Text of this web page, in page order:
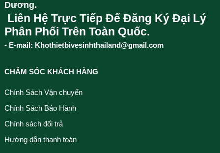
Dương.
Liên Hệ Trực Tiếp Để Đăng Ký Đại Lý
Phân Phối Trên Toàn Quốc.
- E-mail: Khothietbivesinhthailand@gmail.com
CHĂM SÓC KHÁCH HÀNG
Chính Sách Vận chuyển
Chính Sách Bảo Hành
Chính sách đổi trả
Hướng dẫn thanh toán